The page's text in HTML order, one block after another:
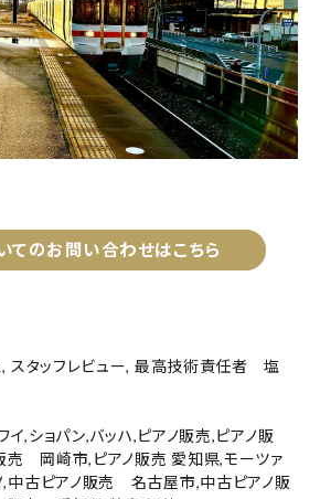
てのお問い合わせはこちら
, スタッフレビュー, 最高技術責任者 塩
イ,ショパン,バッハ,ピアノ販売,ピアノ販
売 岡崎市, ピアノ販売 愛知県,モーツァ
,中古ピアノ販売 名古屋市,中古ピアノ販